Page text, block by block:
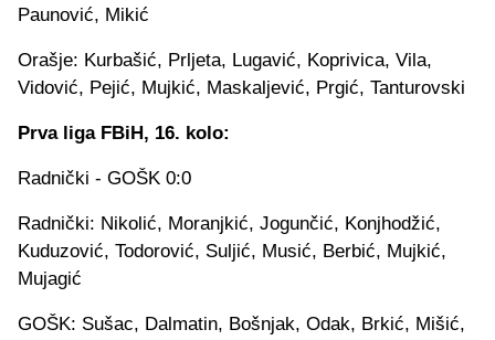
Paunović, Mikić
Orašje: Kurbašić, Prljeta, Lugavić, Koprivica, Vila,
Vidović, Pejić, Mujkić, Maskaljević, Prgić, Tanturovski
Prva liga FBiH, 16. kolo:
Radnički - GOŠK 0:0
Radnički: Nikolić, Moranjkić, Jogunčić, Konjhodžić,
Kuduzović, Todorović, Suljić, Musić, Berbić, Mujkić,
Mujagić
GOŠK: Sušac, Dalmatin, Bošnjak, Odak, Brkić, Mišić,